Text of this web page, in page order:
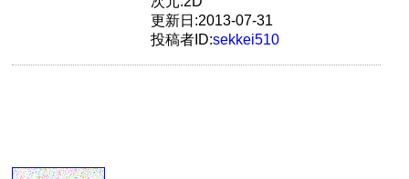
更新日:2013-07-31
投稿者ID:sekkei510